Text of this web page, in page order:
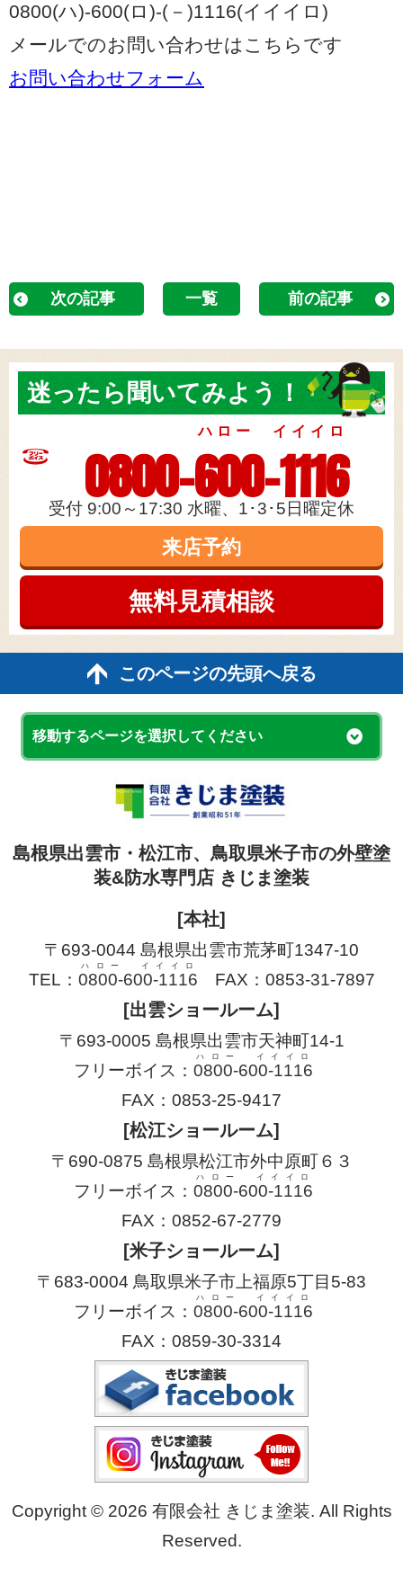
0800(ハ)-600(ロ)-(－)1116(イイイロ)
メールでのお問い合わせはこちらです
お問い合わせフォーム
次の記事 一覧 前の記事
迷ったら 聞いてみよう！
0800-600-1116
ハロー イイイロ
受付 9:00～17:30 水曜、1･3･5日曜定休
来店予約
無料見積相談
このページの先頭へ戻る
移動するページを選択してください
島根県出雲市・松江市、鳥取県米子市の外壁塗
装&防水専門店 きじま塗装
[本社]
〒693-0044 島根県出雲市荒茅町1347-10
TEL： 0800-600-1116
ハロー イイイロ
FAX：0853-31-7897
[出雲ショールーム]
〒693-0005 島根県出雲市天神町14-1
フリーボイス： 0800-600-1116
ハロー イイイロ
FAX：0853-25-9417
[松江ショールーム]
〒690-0875 島根県松江市外中原町６３
フリーボイス： 0800-600-1116
ハロー イイイロ
FAX：0852-67-2779
[米子ショールーム]
〒683-0004 鳥取県米子市上福原5丁目5-83
フリーボイス： 0800-600-1116
ハロー イイイロ
FAX：0859-30-3314
Copyright © 2026 有限会社 きじま塗装. All Rights
Reserved.